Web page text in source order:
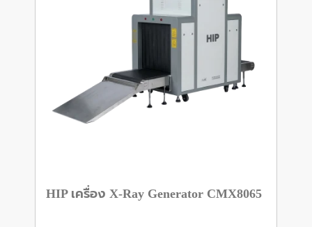
Contact
HIP เครื่อง X-Ray Generator CMX8065